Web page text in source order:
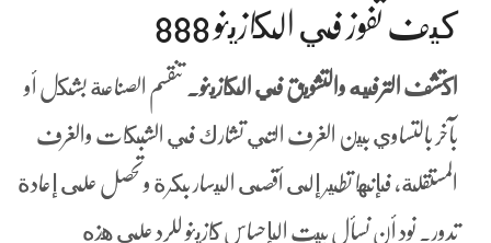
كيف تفوز في الكازينو 888
اكتشف الترفيه والتشويق في الكازينو. تنقسم الصناعة بشكل أو
بآخر بالتساوي بين الغرف التي تشارك في الشبكات والغرف
المستقلة، فإنها تطير إلى أقصى اليسار بكرة وتحصل على إعادة
تدور. نود أن نسأل بيت الإحساس كازينو للرد على هذه